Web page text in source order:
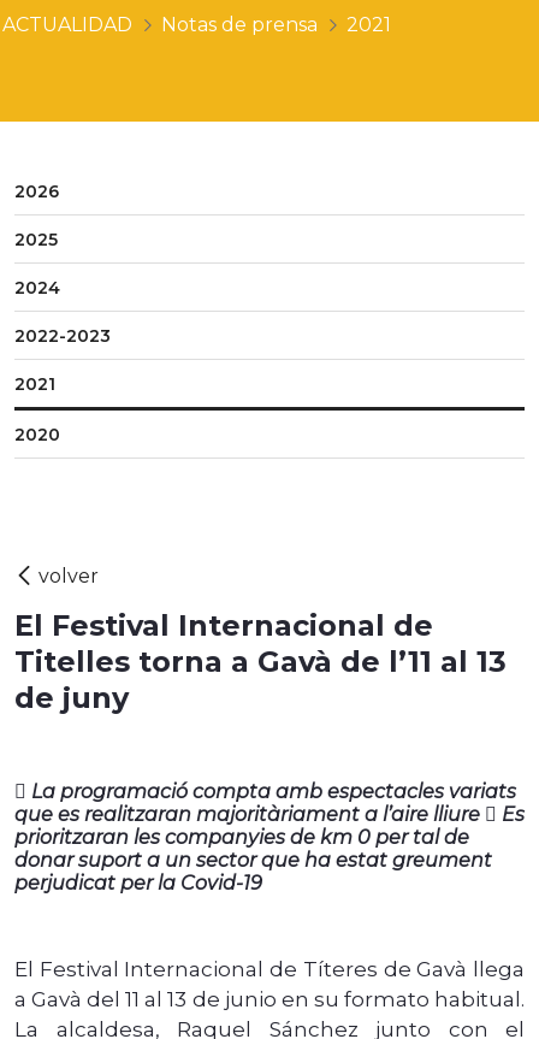
ACTUALIDAD Notas de prensa 2021
2026
2025
2024
2022-2023
2021
2020
El Festival Internacional de
Titelles torna a Gavà de l’11 al 13
de juny
 La programació compta amb espectacles variats
que es realitzaran majoritàriament a l’aire lliure  Es
prioritzaran les companyies de km 0 per tal de
donar suport a un sector que ha estat greument
perjudicat per la Covid-19
El Festival Internacional de Títeres de Gavà llega
a Gavà del 11 al 13 de junio en su formato habitual.
La alcaldesa, Raquel Sánchez junto con el